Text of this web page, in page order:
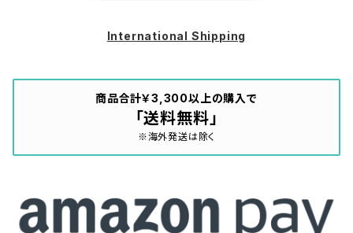
International Shipping
商品合計￥3,300以上の購入で
「送料無料」
※海外発送は除く